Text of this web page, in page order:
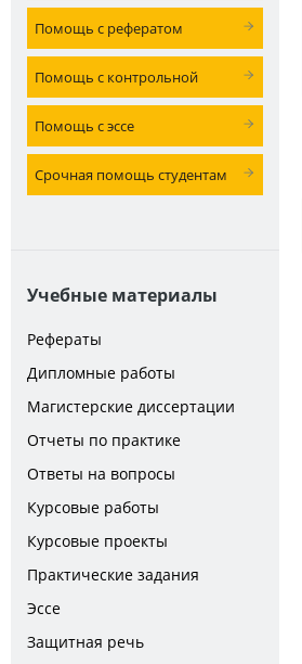
Помощь с рефератом
Помощь с контрольной
Помощь с эссе
Срочная помощь студентам
Учебные материалы
Рефераты
Дипломные работы
Магистерские диссертации
Отчеты по практике
Ответы на вопросы
Курсовые работы
Курсовые проекты
Практические задания
Эссе
Защитная речь